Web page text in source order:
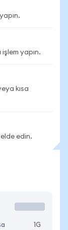
yapın.
kısa
edin.
1G